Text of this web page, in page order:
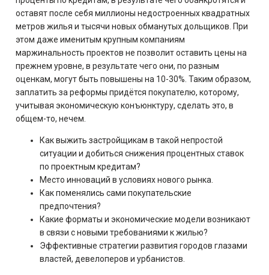
оставят после себя миллионы недостроенных квадратных
метров жилья и тысячи новых обманутых дольщиков. При
этом даже именитым крупным компаниям
маржинальность проектов не позволит оставить цены на
прежнем уровне, в результате чего они, по разным
оценкам, могут быть повышены на 10-30%. Таким образом,
заплатить за реформы придётся покупателю, которому,
учитывая экономическую конъюнктуру, сделать это, в
общем-то, нечем.
Как выжить застройщикам в такой непростой
ситуации и добиться снижения процентных ставок
по проектным кредитам?
Место инноваций в условиях нового рынка.
Как поменялись сами покупательские
предпочтения?
Какие форматы и экономические модели возникают
в связи с новыми требованиями к жилью?
Эффективные стратегии развития городов глазами
властей, девелоперов и урбанистов.